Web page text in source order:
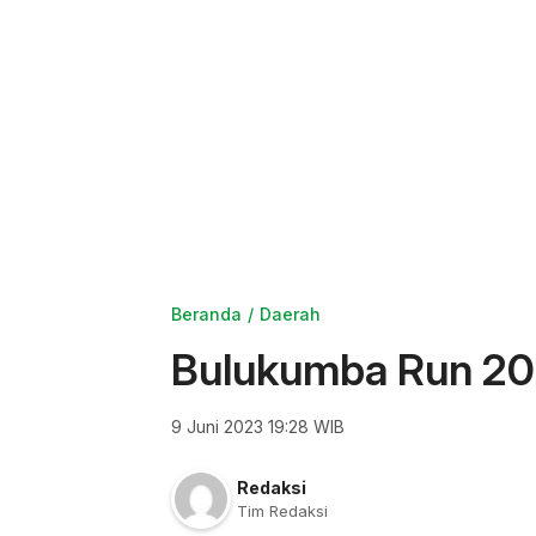
Beranda Daerah
Bulukumba Run
9 Juni 2023 19:28 WIB
Redaksi
Tim Redaksi